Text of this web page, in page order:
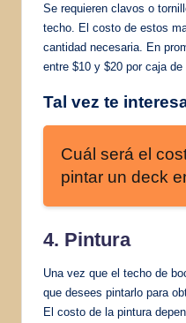
Se requieren clavos o
techo. El costo de estos
cantidad necesaria. En
entre $10 y $20 por caja de
Tal vez te
Cuál será el
pintar un deck
4. Pintura
Una vez que el techo de
que desees pintarlo para
El costo de la pintura